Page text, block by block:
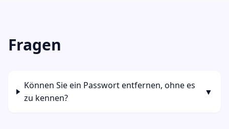
Fragen
Können Sie ein Passwort entfernen, ohne es
zu kennen?
▼